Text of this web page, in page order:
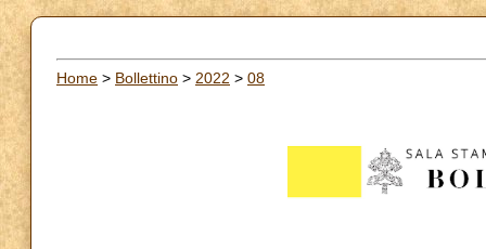
Home > Bollettino > 2022 > 08